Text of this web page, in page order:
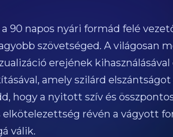
90 napos nyári formád felé
szövetséged. A világosan
erejének
amely szilárd elszántságot
hogy a nyitott szív és
elkötelezettség révén a vágyott
válik.